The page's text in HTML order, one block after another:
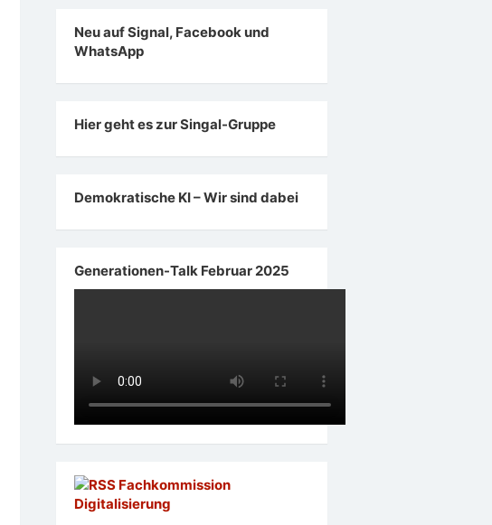
Neu auf Signal, Facebook und
WhatsApp
Hier geht es zur Singal-Gruppe
Demokratische KI – Wir sind dabei
Generationen-Talk Februar 2025
Fachkommission
Digitalisierung